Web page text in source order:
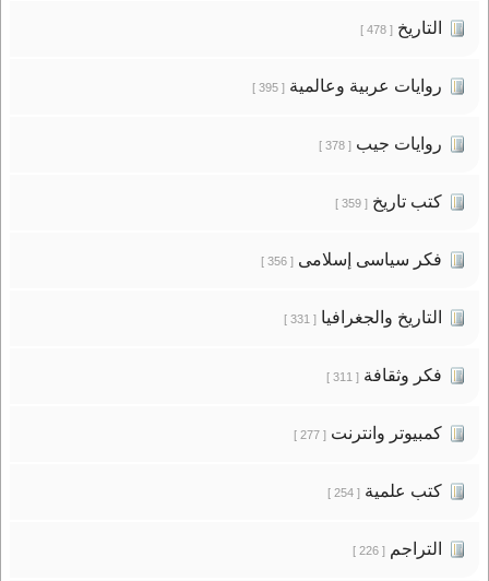
التاريخ[ 478 ]
روايات عربية وعالمية[ 395 ]
روايات جيب[ 378 ]
كتب تاريخ[ 359 ]
فكر سياسى إسلامى[ 356 ]
التاريخ والجغرافيا[ 331 ]
فكر وثقافة[ 311 ]
كمبيوتر وانترنت[ 277 ]
كتب علمية[ 254 ]
التراجم[ 226 ]